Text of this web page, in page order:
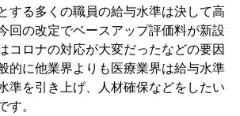
する多くの職員の給与水準は決して高
回の改定でベースアップ評価料が新設
コロナの対応が大変だったなどの要因
的に他業界よりも医療業界は給与水準
準を引き上げ、人材確保などをしたい
す。